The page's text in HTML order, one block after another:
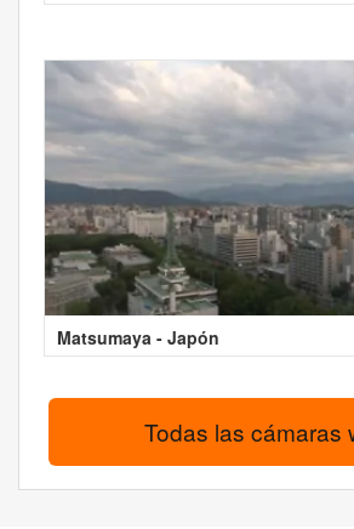
Matsumaya - Japón
Todas las cámaras